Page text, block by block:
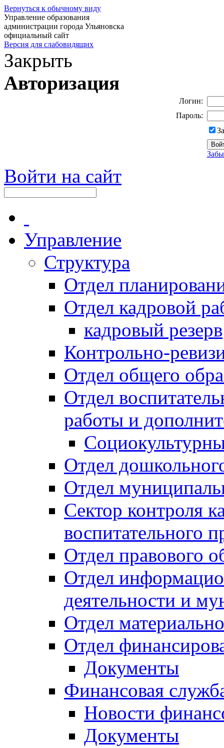
Вернуться к обычному виду
Управление образования
администрации города Ульяновска
официальный сайт
Версия для слабовидящих
Закрыть
Авторизация
Логин:
Пароль:
Войти на сайт
Управление
Структура
Отдел
Отдел кадровой
кадровый резерв
Контрольно-
Отдел общего
Отдел
работы и
Отдел
Отдел
Сектор контроля
воспитательного
Отдел правового
Отдел
деятельности и
Отдел
Отдел
Документы
Финансовая
Новости
Документы